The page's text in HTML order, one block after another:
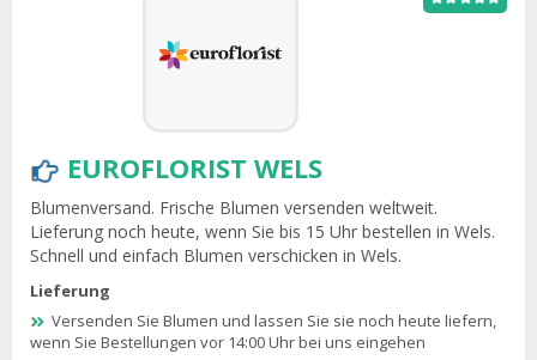
EUROFLORIST WELS
Blumenversand. Frische Blumen versenden weltweit.
Lieferung noch heute, wenn Sie bis 15 Uhr bestellen in Wels.
Schnell und einfach Blumen verschicken in Wels.
Lieferung
Versenden Sie Blumen und lassen Sie sie noch heute liefern,
wenn Sie Bestellungen vor 14:00 Uhr bei uns eingehen